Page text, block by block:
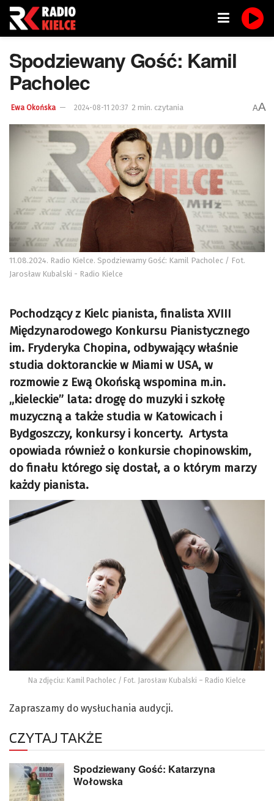
Spodziewany Gość: Kamil
Pacholec
Ewa Okońska 2024-08-11 20:37 2 min. czytania AA
11.08.2024. Radio Kielce. Spodziewamy Gość: Kamil Pacholec / Fot.
Jarosław Kubalski - Radio Kielce
Pochodzący z Kielc pianista, finalista XVIII
Międzynarodowego Konkursu Pianistycznego
im. Fryderyka Chopina, odbywający właśnie
studia doktoranckie w Miami w USA, w
rozmowie z Ewą Okońską wspomina m.in.
„kieleckie” lata: drogę do muzyki i szkołę
muzyczną a także studia w Katowicach i
Bydgoszczy, konkursy i koncerty. Artysta
opowiada również o konkursie chopinowskim,
do finału którego się dostał, a o którym marzy
każdy pianista.
Na zdjęciu: Kamil Pacholec / Fot. Jarosław Kubalski – Radio Kielce
Zapraszamy do wysłuchania audycji.
CZYTAJ TAKŻE
Spodziewany Gość: Katarzyna
Wołowska